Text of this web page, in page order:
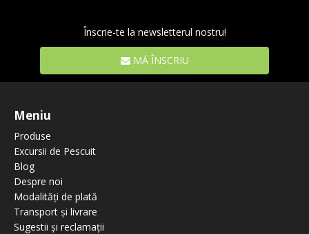
Înscrie-te la newsletterul nostru!
MĂ ÎNSCRIU
Meniu
Produse
Excursii de Pescuit
Blog
Despre noi
Modalități de plată
Transport și livrare
Sugestii și reclamații